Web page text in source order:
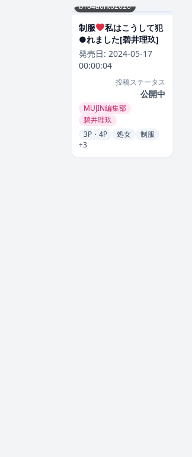
b104atint02020
制服
私はこうして犯
●れました[碧井理玖]
発売日: 2024-05-17
00:00:04
投稿ステータス
公開中
MUJIN編集部
碧井理玖
3P・4P
処女
制服
+3